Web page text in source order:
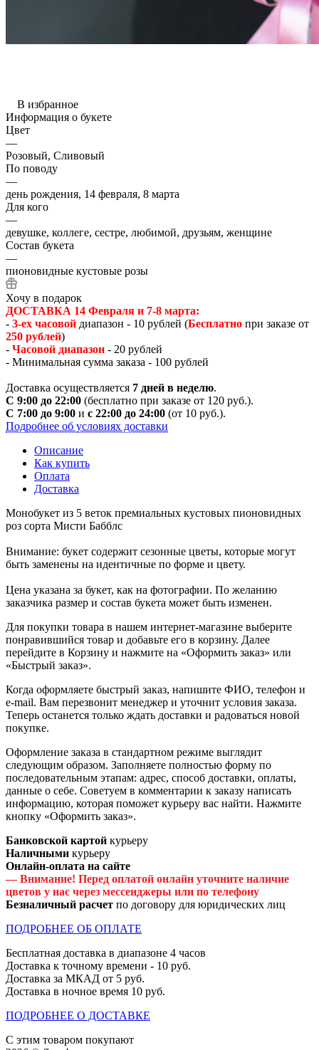
В избранное
Информация о букете
Цвет
—
Розовый, Сливовый
По поводу
—
день рождения, 14 февраля, 8 марта
Для кого
—
девушке, коллеге, сестре, любимой, друзьям, женщине
Состав букета
—
пионовидные кустовые розы
Хочу в подарок
ДОСТАВКА 14 Февраля и 7-8 марта:
- 3-ех часовой диапазон - 10 рублей (Бесплатно при заказе от
250 рублей)
- Часовой диапазон - 20 рублей
- Минимальная сумма заказа - 100 рублей
Доставка осуществляется 7 дней в неделю.
С 9:00 до 22:00 (бесплатно при заказе от 120 руб.).
С 7:00 до 9:00 и с 22:00 до 24:00 (от 10 руб.).
Подробнее об условиях доставки
Описание
Как купить
Оплата
Доставка
Монобукет из 5 веток премиальных кустовых пионовидных
роз сорта Мисти Бабблс
Внимание: букет содержит сезонные цветы, которые могут
быть заменены на идентичные по форме и цвету.
Цена указана за букет, как на фотографии. По желанию
заказчика размер и состав букета может быть изменен.
Для покупки товара в нашем интернет-магазине выберите
понравившийся товар и добавьте его в корзину. Далее
перейдите в Корзину и нажмите на «Оформить заказ» или
«Быстрый заказ».
Когда оформляете быстрый заказ, напишите ФИО, телефон и
e-mail. Вам перезвонит менеджер и уточнит условия заказа.
Теперь останется только ждать доставки и радоваться новой
покупке.
Оформление заказа в стандартном режиме выглядит
следующим образом. Заполняете полностью форму по
последовательным этапам: адрес, способ доставки, оплаты,
данные о себе. Советуем в комментарии к заказу написать
информацию, которая поможет курьеру вас найти. Нажмите
кнопку «Оформить заказ».
Банковской картой курьеру
Наличными курьеру
Онлайн-оплата на сайте
— Внимание! Перед оплатой онлайн уточните наличие
цветов у нас через мессенджеры или по телефону
Безналичный расчет по договору для юридических лиц
ПОДРОБНЕЕ ОБ ОПЛАТЕ
Бесплатная доставка в диапазоне 4 часов
Доставка к точному времени - 10 руб.
Доставка за МКАД от 5 руб.
Доставка в ночное время 10 руб.
ПОДРОБНЕЕ О ДОСТАВКЕ
С этим товаром покупают